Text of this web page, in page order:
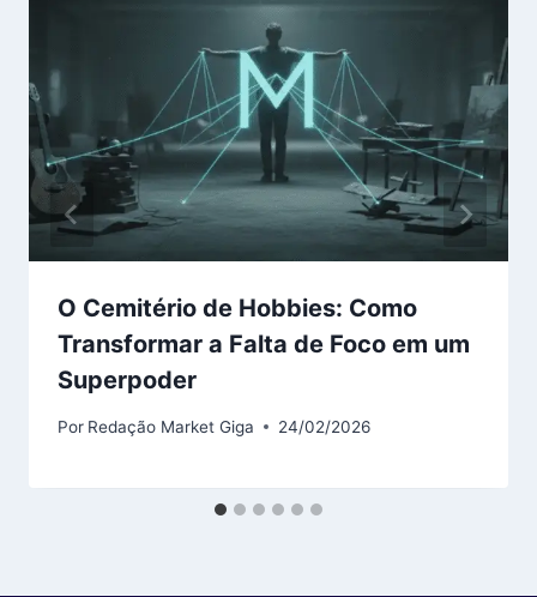
O Cemitério de Hobbies: Como
Transformar a Falta de Foco em um
Superpoder
Por Redação Market Giga 24/02/2026